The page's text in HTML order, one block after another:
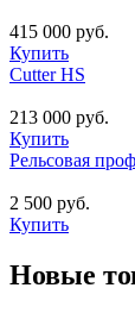
415 000 руб.
Купить
Cutter HS
213 000 руб.
Купить
Рельсовая
2 500 руб.
Купить
Новые